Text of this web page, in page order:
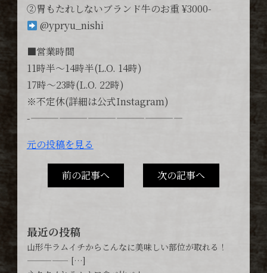
②胃もたれしないブランド牛のお重 ¥3000-
@ypryu_nishi
■営業時間
11時半〜14時半(L.O. 14時)
17時〜23時(L.O. 22時)
※不定休(詳細は公式Instagram)
-————————————————
元の投稿を見る
前の記事へ 次の記事へ
最近の投稿
山形牛ラムイチからこんなに美味しい部位が取れる！
————— […]